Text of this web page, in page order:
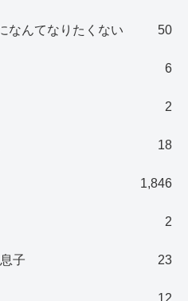
なんてなりたくない 50
6
2
18
1,846
2
子 23